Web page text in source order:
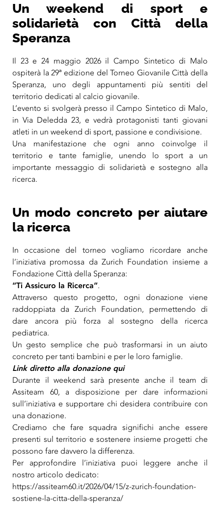
Un weekend di sport e
solidarietà con Città della
Speranza
Il 23 e 24 maggio 2026 il Campo Sintetico di Malo
ospiterà la 29ª edizione del Torneo Giovanile Città della
Speranza, uno degli appuntamenti più sentiti del
territorio dedicati al calcio giovanile.
L’evento si svolgerà presso il Campo Sintetico di Malo,
in Via Deledda 23, e vedrà protagonisti tanti giovani
atleti in un weekend di sport, passione e condivisione.
Una manifestazione che ogni anno coinvolge il
territorio e tante famiglie, unendo lo sport a un
importante messaggio di solidarietà e sostegno alla
ricerca.
Un modo concreto per aiutare
la ricerca
In occasione del torneo vogliamo ricordare anche
l’iniziativa promossa da Zurich Foundation insieme a
Fondazione Città della Speranza:
“Ti Assicuro la Ricerca”.
Attraverso questo progetto, ogni donazione viene
raddoppiata da Zurich Foundation, permettendo di
dare ancora più forza al sostegno della ricerca
pediatrica.
Un gesto semplice che può trasformarsi in un aiuto
concreto per tanti bambini e per le loro famiglie.
Link diretto alla donazione qui
Durante il weekend sarà presente anche il team di
Assiteam 60, a disposizione per dare informazioni
sull’iniziativa e supportare chi desidera contribuire con
una donazione.
Crediamo che fare squadra significhi anche essere
presenti sul territorio e sostenere insieme progetti che
possono fare davvero la differenza.
Per approfondire l’iniziativa puoi leggere anche il
nostro articolo dedicato:
https://assiteam60.it/2026/04/15/z-zurich-foundation-
sostiene-la-citta-della-speranza/